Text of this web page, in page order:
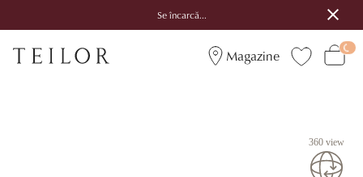
Se încarcă...
Magazine
360 view